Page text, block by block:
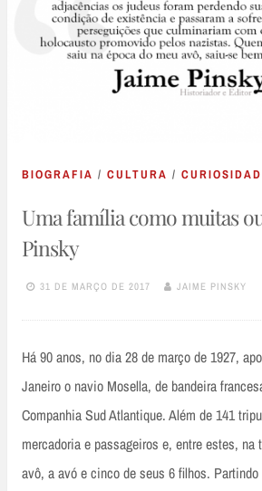
BIOGRAFIA / CULTURA /
Uma família como muitas
Pinsky
31 DE MARÇO DE 2017 JAIME PINSKY
Há 90 anos, no dia 28 de março de 1927,
Janeiro o navio Mosella, de bandeira
Companhia Sud Atlantique. Além de 141
mercadoria e passageiros e, entre estes,
avô, a avó e cinco de seus 6 filhos.